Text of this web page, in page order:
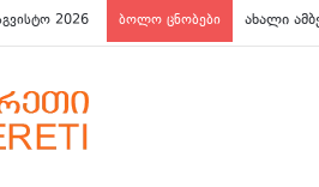
2026 ბოლო ცნობები ახალი